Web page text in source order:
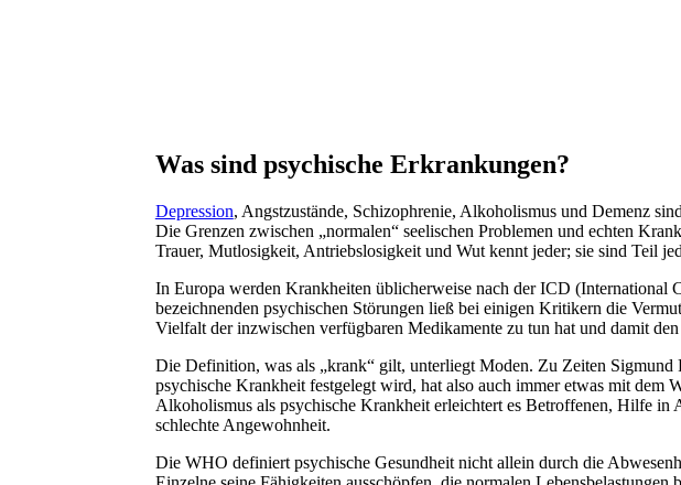
Was sind psychische Erkrankungen?
Depression, Angstzustände, Schizophrenie, Alkoholismus und Demenz
Die Grenzen zwischen „normalen“ seelischen Problemen und echten
Trauer, Mutlosigkeit, Antriebslosigkeit und Wut kennt jeder; sie sind Teil
In Europa werden Krankheiten üblicherweise nach der ICD (International
bezeichnenden psychischen Störungen ließ bei einigen Kritikern die
Vielfalt der inzwischen verfügbaren Medikamente zu tun hat und damit
Die Definition, was als „krank“ gilt, unterliegt Moden. Zu Zeiten Sigmund
psychische Krankheit festgelegt wird, hat also auch immer etwas mit
Alkoholismus als psychische Krankheit erleichtert es Betroffenen, Hilfe in
schlechte Angewohnheit.
Die WHO definiert psychische Gesundheit nicht allein durch die